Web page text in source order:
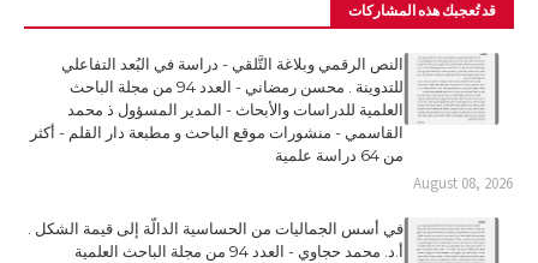
قد تُعجبك هذه المشاركات
النص الرقمي وبلاغة التَّلقي - دراسة في البُعد التفاعلي
للتدوينة . محسن رمضاني - العدد 94 من مجلة الباحث
العلمية للدراسات والأبحاث - المدير المسؤول ذ محمد
القاسمي - منشورات موقع الباحث و مطبعة دار القلم - أكثر
من 64 دراسة علمية
August 08, 2026
في أسس الجماليات من الحساسية الدالّة إلى قيمة الشكل .
أ.د. محمد حجاوي - العدد 94 من مجلة الباحث العلمية